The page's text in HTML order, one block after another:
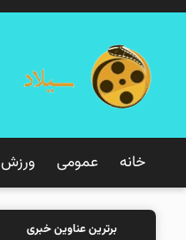
خانه عمومی ورزش
برترین عناوین خبری